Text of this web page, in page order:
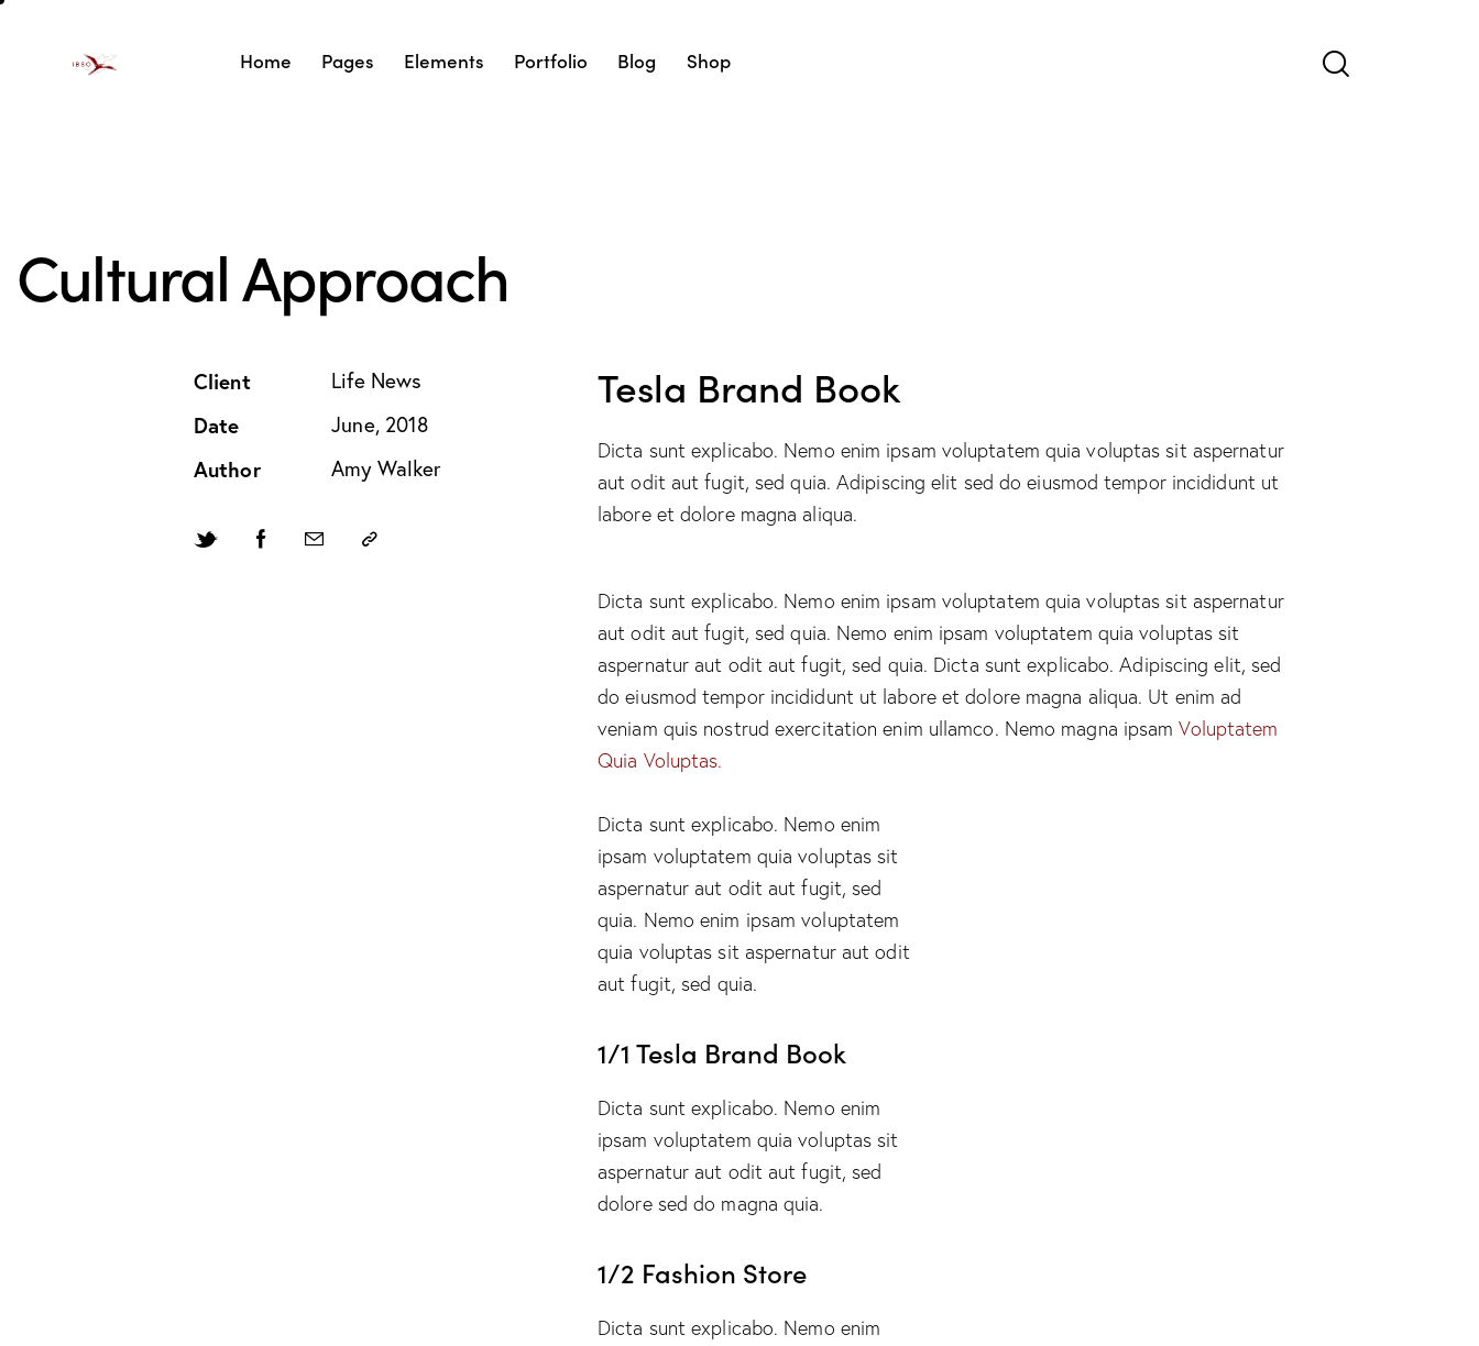
Home Pages Elements Portfolio Blog Shop
Cultural Approach
Client Life News
Date June, 2018
Author Amy Walker
Tesla Brand Book
Dicta sunt explicabo. Nemo enim ipsam voluptatem quia voluptas sit aspernatur
aut odit aut fugit, sed quia. Adipiscing elit sed do eiusmod tempor incididunt ut
labore et dolore magna aliqua.
Dicta sunt explicabo. Nemo enim ipsam voluptatem quia voluptas sit aspernatur
aut odit aut fugit, sed quia. Nemo enim ipsam voluptatem quia voluptas sit
aspernatur aut odit aut fugit, sed quia. Dicta sunt explicabo. Adipiscing elit, sed
do eiusmod tempor incididunt ut labore et dolore magna aliqua. Ut enim ad
veniam quis nostrud exercitation enim ullamco. Nemo magna ipsamVoluptatem
Quia Voluptas.
Dicta sunt explicabo. Nemo enim
ipsam voluptatem quia voluptas sit
aspernatur aut odit aut fugit, sed
quia. Nemo enim ipsam voluptatem
quia voluptas sit aspernatur aut odit
aut fugit, sed quia.
1/1 Tesla Brand Book
Dicta sunt explicabo. Nemo enim
ipsam voluptatem quia voluptas sit
aspernatur aut odit aut fugit, sed
dolore sed do magna quia.
1/2 Fashion Store
Dicta sunt explicabo. Nemo enim